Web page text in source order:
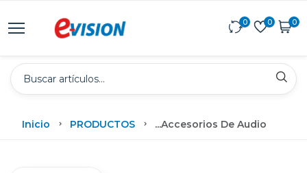
0 0 0
Inicio PRODUCTOS ...Accesorios De Audio